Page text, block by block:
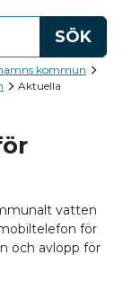
SÖK
kommun
Aktuella
vatten
för
och avlopp för